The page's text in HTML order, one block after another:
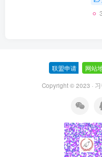
联盟申请 网站
Copyright © 2023 ·